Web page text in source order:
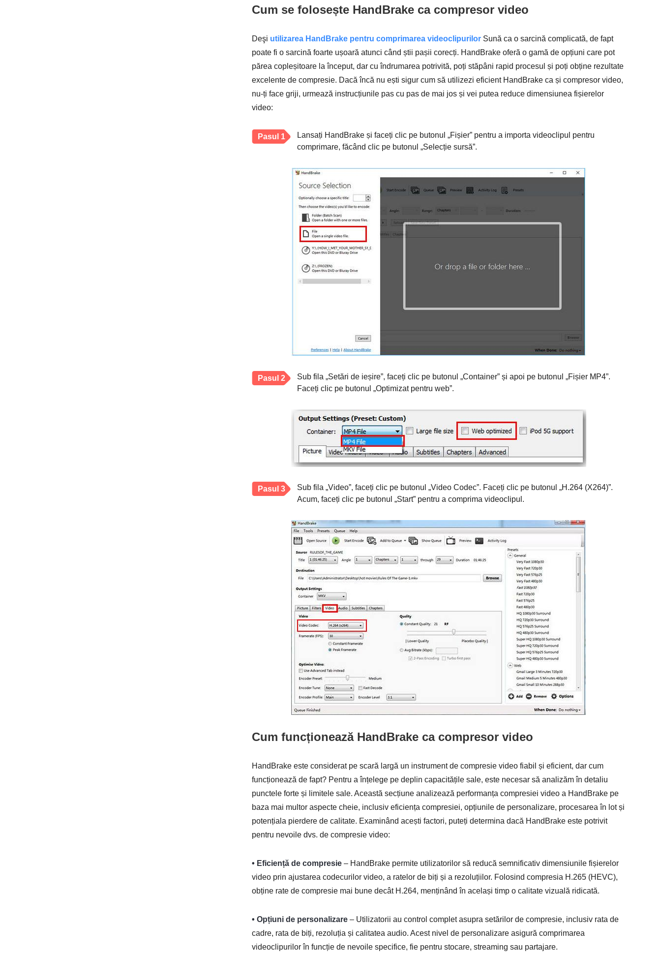
Cum se folosește HandBrake ca compresor video
Deşi utilizarea HandBrake pentru comprimarea videoclipurilor Sună ca o sarcină complicată, de fapt
poate fi o sarcină foarte ușoară atunci când știi pașii corecți. HandBrake oferă o gamă de opțiuni care pot
părea copleșitoare la început, dar cu îndrumarea potrivită, poți stăpâni rapid procesul și poți obține rezultate
excelente de compresie. Dacă încă nu ești sigur cum să utilizezi eficient HandBrake ca și compresor video,
nu-ți face griji, urmează instrucțiunile pas cu pas de mai jos și vei putea reduce dimensiunea fișierelor
video:
Pasul 1
Lansați HandBrake și faceți clic pe butonul „Fișier” pentru a importa videoclipul pentru
comprimare, făcând clic pe butonul „Selecție sursă”.
Pasul 2
Sub fila „Setări de ieșire”, faceți clic pe butonul „Container” și apoi pe butonul „Fișier MP4”.
Faceți clic pe butonul „Optimizat pentru web”.
Pasul 3
Sub fila „Video”, faceți clic pe butonul „Video Codec”. Faceți clic pe butonul „H.264 (X264)”.
Acum, faceți clic pe butonul „Start” pentru a comprima videoclipul.
Cum funcționează HandBrake ca compresor video
HandBrake este considerat pe scară largă un instrument de compresie video fiabil și eficient, dar cum
funcționează de fapt? Pentru a înțelege pe deplin capacitățile sale, este necesar să analizăm în detaliu
punctele forte și limitele sale. Această secțiune analizează performanța compresiei video a HandBrake pe
baza mai multor aspecte cheie, inclusiv eficiența compresiei, opțiunile de personalizare, procesarea în lot și
potențiala pierdere de calitate. Examinând acești factori, puteți determina dacă HandBrake este potrivit
pentru nevoile dvs. de compresie video:
• Eficiență de compresie – HandBrake permite utilizatorilor să reducă semnificativ dimensiunile fișierelor
video prin ajustarea codecurilor video, a ratelor de biți și a rezoluțiilor. Folosind compresia H.265 (HEVC),
obține rate de compresie mai bune decât H.264, menținând în același timp o calitate vizuală ridicată.
• Opțiuni de personalizare – Utilizatorii au control complet asupra setărilor de compresie, inclusiv rata de
cadre, rata de biți, rezoluția și calitatea audio. Acest nivel de personalizare asigură comprimarea
videoclipurilor în funcție de nevoile specifice, fie pentru stocare, streaming sau partajare.